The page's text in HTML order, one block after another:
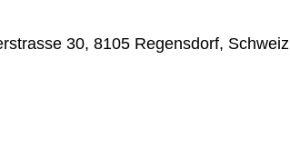
30, 8105 Regensdorf, Schweiz